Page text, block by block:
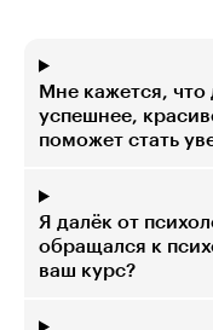
Мне кажется, что
успешнее,
поможет стать
Я далёк от
обращался к
ваш курс?